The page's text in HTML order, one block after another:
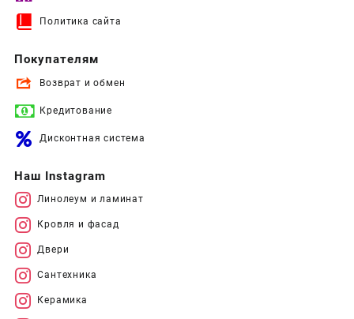
Политика сайта
Покупателям
Возврат и обмен
Кредитование
Дисконтная система
Наш Instagram
Линолеум и ламинат
Кровля и фасад
Двери
Сантехника
Керамика